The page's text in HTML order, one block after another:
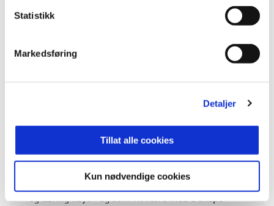
Statistikk
Markedsføring
Detaljer
Tillat alle cookies
Kun nødvendige cookies
Oppfølging og utvikling gjennom trenerteam
og trenerutvikler
metodikk
ambisjoner og sterk utviklingskultur
I Stabæk Akademiet tror vi på prinsippene:
“Kvalitet trumfer kvantitet”og“Frihet innenfor
felles forståelse.”
Vi ønsker trenere som setter utvikling, relasjoner